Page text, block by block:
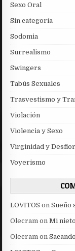
Sexo Oral
Sin categoría
Sodomia
Surrealismo
Swingers
Tabús Sexuales
Trasvestismo y
Violación
Violencia y Sexo
Virginidad y
Voyerismo
LOVITOS onSueño
Olecram onMi
Olecram on